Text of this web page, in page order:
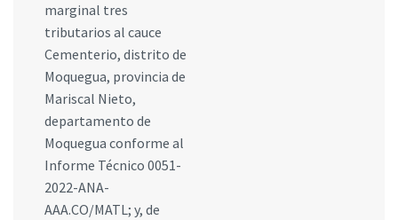
marginal tres
tributarios al cauce
Cementerio, distrito de
Moquegua, provincia de
Mariscal Nieto,
departamento de
Moquegua conforme al
Informe Técnico 0051-
2022-ANA-
AAA.CO/MATL; y, de